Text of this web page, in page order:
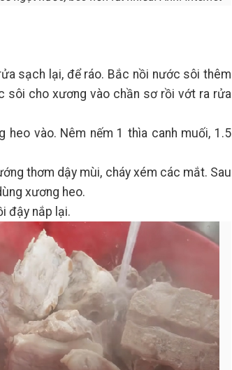
sạch lại, để ráo. Bắc nồi nước sôi thêm
sôi cho xương vào chần sơ rồi vớt ra rửa
vào. Nêm nếm 1 thìa canh muối, 1.5
thơm dậy mùi, cháy xém các mắt. Sau
xương heo.
đậy nắp lại.